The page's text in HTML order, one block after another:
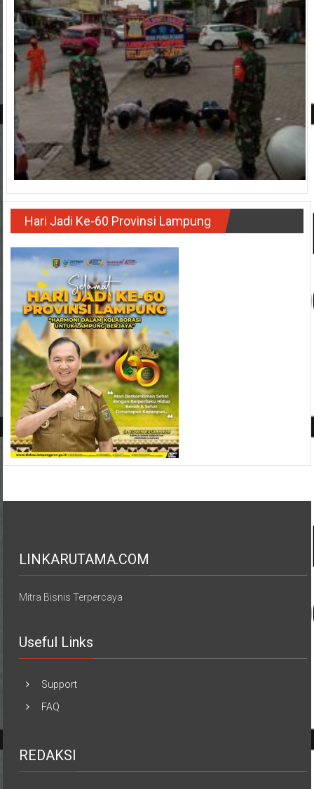
Hari Jadi Ke-60 Provinsi Lampung
LINKARUTAMA.COM
Mitra Bisnis Terpercaya
Useful Links
Support
FAQ
REDAKSI